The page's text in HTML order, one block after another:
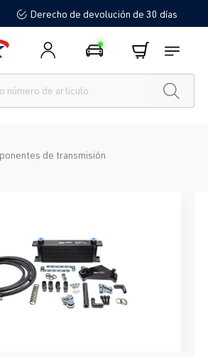
Derecho de devolución de 30 días
de transmisión